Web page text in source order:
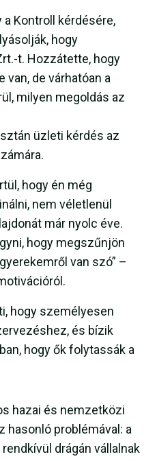
a Kontroll kérdésére,
hogy
t. Hozzátette, hogy
de várhatóan a
milyen megoldás az
üzleti kérdés az
hogy én még
nem véletlenül
már nyolc éve.
hogy megszűnjön
van szó” –
hogy személyesen
és bízik
hogy ők folytassák a
hazai és nemzetközi
hasonló problémával: a
drágán vállalnak